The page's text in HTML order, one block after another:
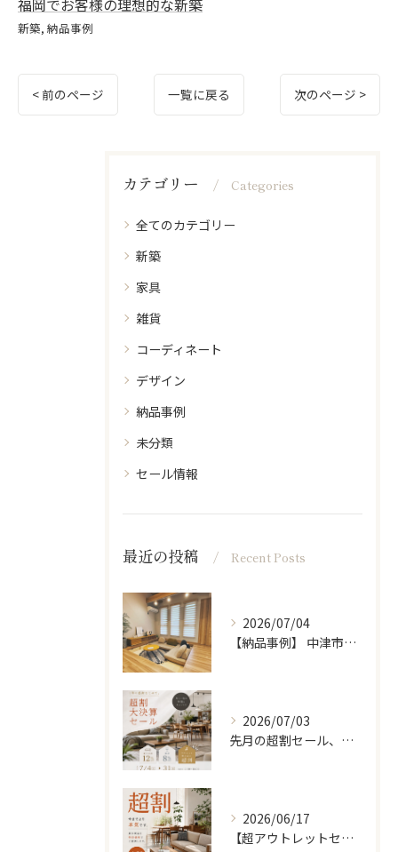
福岡でお客様の理想的な新築
新築 納品事例
< 前のページ 一覧に戻る 次のページ >
カテゴリー Categories
全てのカテゴリー
新築
家具
雑貨
コーディネート
デザイン
納品事例
未分類
セール情報
最近の投稿 Recent Posts
2026/07/04
【納品事例】 中津市の新築に家具・雑貨一式をコーディネートさ...
2026/07/03
先月の超割セール、たくさんの方に来ていただきありがとうござい...
2026/06/17
【超アウトレットセール】 「超割」